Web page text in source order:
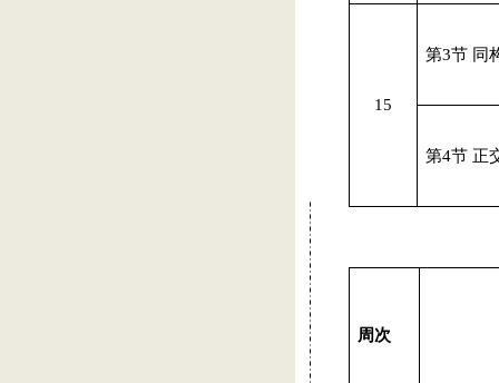
15
第3节 同
第4节 正
周次